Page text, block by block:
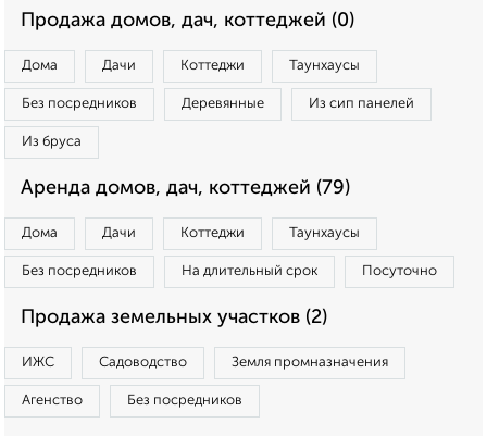
Продажа домов, дач, коттеджей (0)
Дома Дачи Коттеджи Таунхаусы
Без посредников Деревянные Из сип панелей
Из бруса
Аренда домов, дач, коттеджей (79)
Дома Дачи Коттеджи Таунхаусы
Без посредников На длительный срок Посуточно
Продажа земельных участков (2)
ИЖС Садоводство Земля промназначения
Агенство Без посредников